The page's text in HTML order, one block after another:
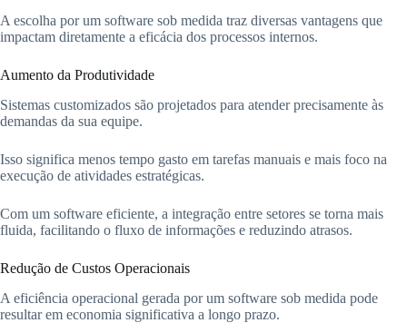
A escolha por um software sob medida traz diversas vantagens que
impactam diretamente a eficácia dos processos internos.
Aumento da Produtividade
Sistemas customizados são projetados para atender precisamente às
demandas da sua equipe.
Isso significa menos tempo gasto em tarefas manuais e mais foco na
execução de atividades estratégicas.
Com um software eficiente, a integração entre setores se torna mais
fluida, facilitando o fluxo de informações e reduzindo atrasos.
Redução de Custos Operacionais
A eficiência operacional gerada por um software sob medida pode
resultar em economia significativa a longo prazo.